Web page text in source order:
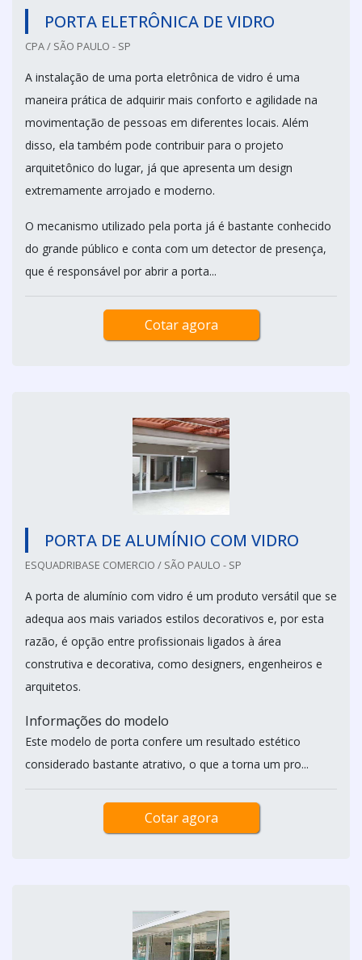
PORTA ELETRÔNICA DE VIDRO
CPA / SÃO PAULO - SP
A instalação de uma porta eletrônica de vidro é uma
maneira prática de adquirir mais conforto e agilidade na
movimentação de pessoas em diferentes locais. Além
disso, ela também pode contribuir para o projeto
arquitetônico do lugar, já que apresenta um design
extremamente arrojado e moderno.
O mecanismo utilizado pela porta já é bastante conhecido
do grande público e conta com um detector de presença,
que é responsável por abrir a porta...
Cotar agora
PORTA DE ALUMÍNIO COM VIDRO
ESQUADRIBASE COMERCIO / SÃO PAULO - SP
A porta de alumínio com vidro é um produto versátil que se
adequa aos mais variados estilos decorativos e, por esta
razão, é opção entre profissionais ligados à área
construtiva e decorativa, como designers, engenheiros e
arquitetos.
Informações do modelo
Este modelo de porta confere um resultado estético
considerado bastante atrativo, o que a torna um pro...
Cotar agora